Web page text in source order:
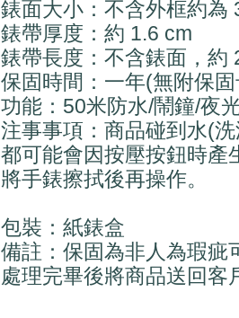
錶面大小：不含外框約為
錶帶厚度：約 1.6 cm
錶帶長度：不含錶面，約
保固時間：一年(無附保
功能：50米防水/鬧鐘/夜
注事事項：商品碰到水(
都可能會因按壓按鈕時產
將手錶擦拭後再操作。
包裝：紙錶盒
備註：保固為非人為瑕疵
處理完畢後將商品送回客